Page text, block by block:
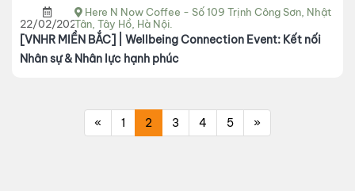
22/02/2025
Here N Now Coffee - Số 109 Trịnh Công Sơn, Nhật
Tân, Tây Hồ, Hà Nội.
[VNHR MIỀN BẮC] | Wellbeing Connection Event: Kết nối
Nhân sự & Nhân lực hạnh phúc
« 1 2 3 4 5 »